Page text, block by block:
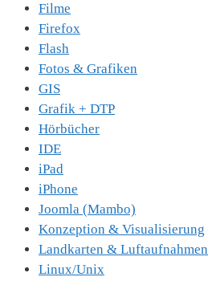
Filme
Firefox
Flash
Fotos & Grafiken
GIS
Grafik + DTP
Hörbücher
IDE
iPad
iPhone
Joomla (Mambo)
Konzeption & Visualisierung
Landkarten & Luftaufnahmen
Linux/Unix